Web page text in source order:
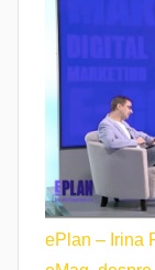
ePlan – Irina